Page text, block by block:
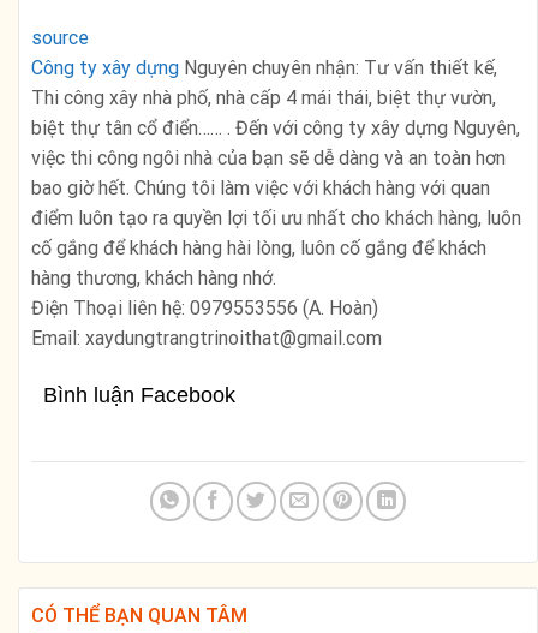
source
Công ty xây dựng Nguyên chuyên nhận: Tư vấn thiết kế,
Thi công xây nhà phố, nhà cấp 4 mái thái, biệt thự vườn,
biệt thự tân cổ điển…… . Đến với công ty xây dựng Nguyên,
việc thi công ngôi nhà của bạn sẽ dễ dàng và an toàn hơn
bao giờ hết. Chúng tôi làm việc với khách hàng với quan
điểm luôn tạo ra quyền lợi tối ưu nhất cho khách hàng, luôn
cố gắng để khách hàng hài lòng, luôn cố gắng để khách
hàng thương, khách hàng nhớ.
Điện Thoại liên hệ: 0979553556 (A. Hoàn)
Email: xaydungtrangtrinoithat@gmail.com
Bình luận Facebook
CÓ THỂ BẠN QUAN TÂM